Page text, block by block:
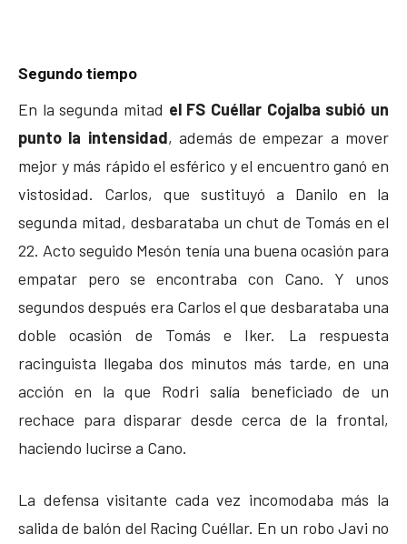
Segundo tiempo
En la segunda mitad el FS Cuéllar Cojalba subió un
punto la intensidad, además de empezar a mover
mejor y más rápido el esférico y el encuentro ganó en
vistosidad. Carlos, que sustituyó a Danilo en la
segunda mitad, desbarataba un chut de Tomás en el
22. Acto seguido Mesón tenía una buena ocasión para
empatar pero se encontraba con Cano. Y unos
segundos después era Carlos el que desbarataba una
doble ocasión de Tomás e Iker. La respuesta
racinguista llegaba dos minutos más tarde, en una
acción en la que Rodri salía beneficiado de un
rechace para disparar desde cerca de la frontal,
haciendo lucirse a Cano.
La defensa visitante cada vez incomodaba más la
salida de balón del Racing Cuéllar. En un robo Javi no